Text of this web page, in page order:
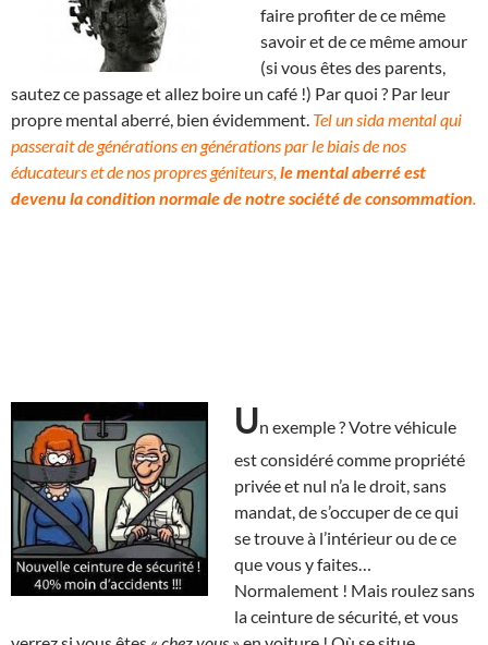
faire profiter de ce même
savoir et de ce même amour
(si vous êtes des parents,
sautez ce passage et allez boire un café !) Par quoi ? Par leur
propre mental aberré, bien évidemment. Tel un sida mental qui
passerait de générations en générations par le biais de nos
éducateurs et de nos propres géniteurs, le mental aberré est
devenu la condition normale de notre société de consommation
Un exemple ? Votre véhicule
est considéré comme propriété
privée et nul n’a le droit, sans
mandat, de s’occuper de ce qui
se trouve à l’intérieur ou de ce
que vous y faites…
Normalement ! Mais roulez sans
la ceinture de sécurité, et vous